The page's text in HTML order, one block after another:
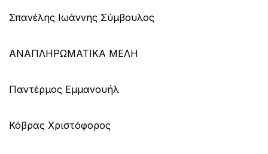
Σπανέλης Ιωάννης Σύμβουλος
ΑΝΑΠΛΗΡΩΜΑΤΙΚΑ ΜΕΛΗ
Παντέρμος Εμμανουήλ
Κόβρας Χριστόφορος